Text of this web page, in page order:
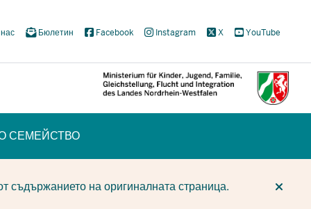
Бюлетин Facebook Instagram X YouTube
СЕМЕЙСТВО
съдържанието на оригиналната страница.